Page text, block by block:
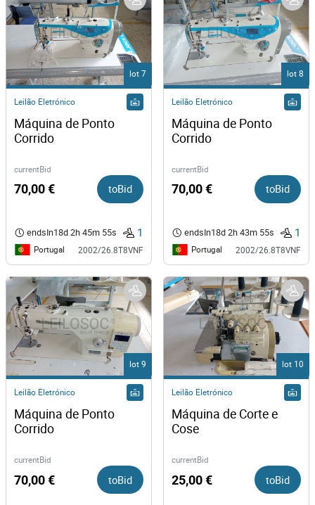
lot 7
Leilão Eletrónico
Máquina de Ponto
currentBid
70,00 € toBid
endsIn18d 2h 45m 55s 1
Portugal 2002/26.8T8VNF
lot 8
Leilão Eletrónico
Máquina de Ponto
currentBid
70,00 € toBid
endsIn18d 2h 43m 55s 1
Portugal 2002/26.8T8VNF
lot 9
Leilão Eletrónico
Máquina de Ponto
currentBid
70,00 € toBid
lot 10
Leilão Eletrónico
Máquina de Corte e
currentBid
25,00 € toBid